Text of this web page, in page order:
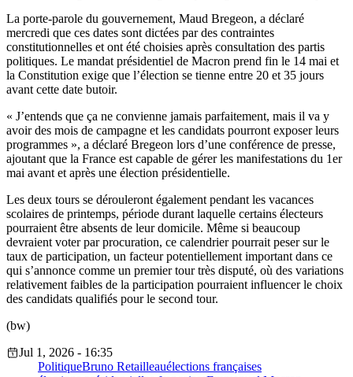
La porte-parole du gouvernement, Maud Bregeon, a déclaré
mercredi que ces dates sont dictées par des contraintes
constitutionnelles et ont été choisies après consultation des partis
politiques. Le mandat présidentiel de Macron prend fin le 14 mai et
la Constitution exige que l’élection se tienne entre 20 et 35 jours
avant cette date butoir.
« J’entends que ça ne convienne jamais parfaitement, mais il va y
avoir des mois de campagne et les candidats pourront exposer leurs
programmes », a déclaré Bregeon lors d’une conférence de presse,
ajoutant que la France est capable de gérer les manifestations du 1er
mai avant et après une élection présidentielle.
Les deux tours se dérouleront également pendant les vacances
scolaires de printemps, période durant laquelle certains électeurs
pourraient être absents de leur domicile. Même si beaucoup
devraient voter par procuration, ce calendrier pourrait peser sur le
taux de participation, un facteur potentiellement important dans ce
qui s’annonce comme un premier tour très disputé, où des variations
relativement faibles de la participation pourraient influencer le choix
des candidats qualifiés pour le second tour.
(bw)
Jul 1, 2026 - 16:35
PolitiqueBruno Retailleauélections françaises